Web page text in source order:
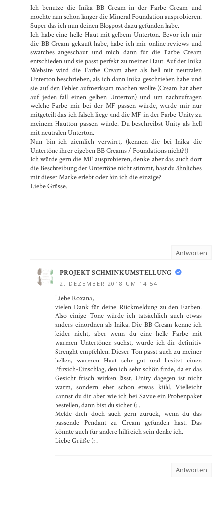
Ich benutze die Inika BB Cream in der Farbe Cream und
möchte nun schon länger die Mineral Foundation ausprobieren.
Super das ich nun deinen Blogpost dazu gefunden habe.
Ich habe eine helle Haut mit gelbem Unterton. Bevor ich mir
die BB Cream gekauft habe, habe ich mir online reviews und
swatches angeschaut und mich dann für die Farbe Cream
entschieden und sie passt perfekt zu meiner Haut. Auf der Inika
Website wird die Farbe Cream aber als hell mit neutralen
Unterton beschrieben, als ich dann Inika geschrieben habe und
sie auf den Fehler aufmerksam machen wollte (Cream hat aber
auf jeden fall einen gelben Unterton) und um nachzufragen
welche Farbe mir bei der MF passen würde, wurde mir nur
mitgeteilt das ich falsch liege und die MF in der Farbe Unity zu
meinem Hautton passen würde. Du beschreibst Unity als hell
mit neutralen Unterton.
Nun bin ich ziemlich verwirrt, (kennen die bei Inika die
Untertöne ihrer eigeben BB Creams / Foundations nicht?!)
Ich würde gern die MF ausprobieren, denke aber das auch dort
die Beschreibung der Untertöne nicht stimmt, hast du ähnliches
mit dieser Marke erlebt oder bin ich die einzige?
Liebe Grüsse.
Antworten
PROJEKT SCHMINKUMSTELLUNG
2. DEZEMBER 2018 UM 14:54
Liebe Roxana,
vielen Dank für deine Rückmeldung zu den Farben.
Also einige Töne würde ich tatsächlich auch etwas
anders einordnen als Inika. Die BB Cream kenne ich
leider nicht, aber wenn du eine helle Farbe mit
warmen Untertönen suchst, würde ich dir definitiv
Strenght empfehlen. Dieser Ton passt auch zu meiner
hellen, warmen Haut sehr gut und besitzt einen
Pfirsich-Einschlag, den ich sehr schön finde, da er das
Gesicht frisch wirken lässt. Unity dagegen ist nicht
warm, sondern eher schon etwas kühl. Vielleicht
kannst du dir aber wie ich bei Savue ein Probenpaket
bestellen, dann bist du sicher (: .
Melde dich doch auch gern zurück, wenn du das
passende Pendant zu Cream gefunden hast. Das
könnte auch für andere hilfreich sein denke ich.
Liebe Grüße (: .
Antworten